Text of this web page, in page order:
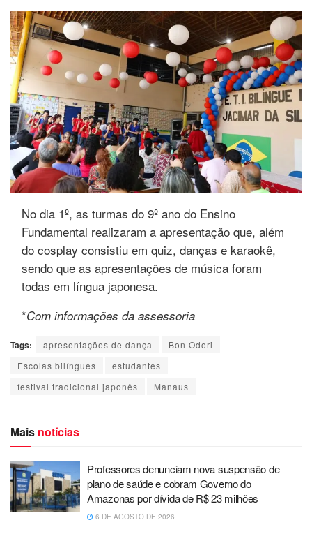
No dia 1º, as turmas do 9º ano do Ensino
Fundamental realizaram a apresentação que, além
do cosplay consistiu em quiz, danças e karaokê,
sendo que as apresentações de música foram
todas em língua japonesa.
*Com informações da assessoria
Tags: apresentações de dança
Bon Odori
Escolas bilíngues
estudantes
festival tradicional japonês
Manaus
Mais notícias
Professores denunciam nova suspensão de
plano de saúde e cobram Governo do
Amazonas por dívida de R$ 23 milhões
6 DE AGOSTO DE 2026